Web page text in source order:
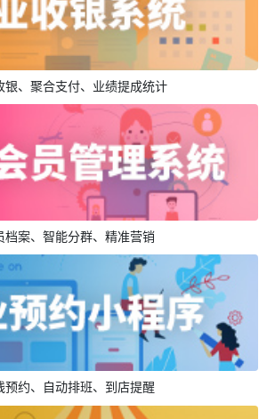
银、聚合支付、业绩提成统计
档案、智能分群、精准营销
预约、自动排班、到店提醒